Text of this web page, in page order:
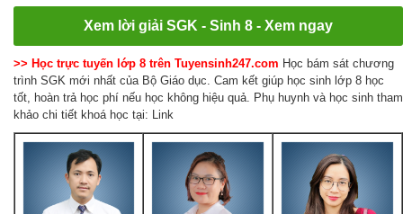
Xem lời giải SGK - Sinh 8 - Xem ngay
>> Học trực tuyến lớp 8 trên Tuyensinh247.com Học bám sát chương
trình SGK mới nhất của Bộ Giáo dục. Cam kết giúp học sinh lớp 8 học
tốt, hoàn trả học phí nếu học không hiệu quả. Phụ huynh và học sinh tham
khảo chi tiết khoá học tại: Link